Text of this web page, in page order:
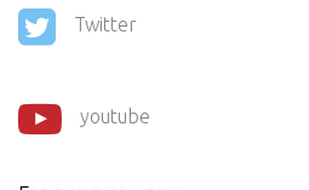
Twitter
youtube